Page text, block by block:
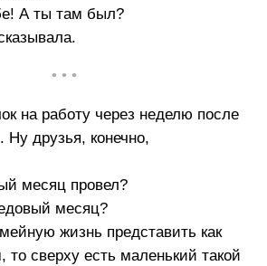
А ты там был?
• • •
на работу через неделю после
друзья, конечно,
месяц провел?
месяц?
жизнь представить как
то сверху есть маленький такой